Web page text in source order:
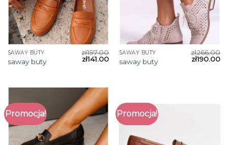
SAWAY BUTY
saway buty
zł197.00
zł141.00
SAWAY BUTY
saway buty
zł266.00
zł190.00
Promocja! Promocja!